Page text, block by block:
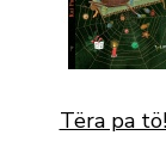
Tëra pa